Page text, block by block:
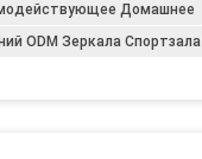
Домашнее
ODM Зеркала Спортзала